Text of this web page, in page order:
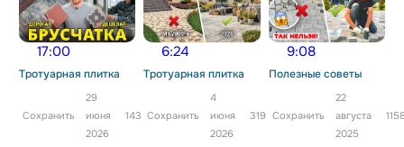
17:00
Тротуарная плитка
Сохранить
29
июня
2026
143
6:24
Тротуарная плитка
Сохранить
4
июня
2026
319
9:08
Полезные советы
Сохранить
22
августа
2025